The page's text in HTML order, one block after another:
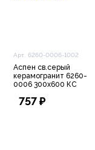
Арт. 6260-0006-1002
Аспен св.серый
керамогранит 6260-
0006 300х600 КС
757 ₽